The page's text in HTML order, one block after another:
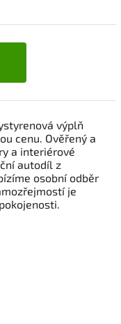
výplň
cenu. Ověřený a
a interiérové
autodíl z
osobní odběr
je